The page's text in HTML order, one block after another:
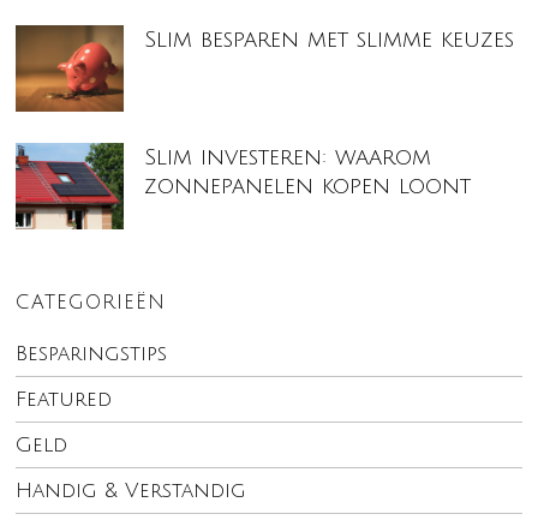
Slim besparen met slimme keuzes
Slim investeren: waarom
zonnepanelen kopen loont
CATEGORIEËN
Besparingstips
Featured
Geld
Handig & Verstandig